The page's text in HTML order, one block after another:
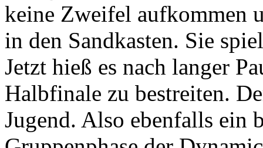
keine Zweifel aufkommen
in den Sandkasten. Sie
Jetzt hieß es nach langer
Halbfinale zu bestreiten.
Jugend. Also ebenfalls ein